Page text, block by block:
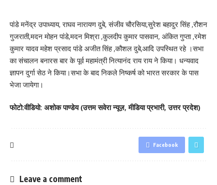
पांडे मनेंद्र उपाध्याय, राघव नारायण दुबे, संजीव चौरसिया,सुरेश बहादुर सिंह ,रौशन
गुजराती,मदन मोहन पांडे,मदन मिश्रा ,कुलदीप कुमार पासवान, अंकित गुप्ता ,रमेश
कुमार यादव महेश प्रसाद पांडे अजीत सिंह ,कौशल दुबे,आदि उपस्थित रहे ।सभा
का संचालन बनारस बार के पूर्व महामंत्री नित्यानंद राय राय ने किया। धन्यवाद
ज्ञापन दुर्गा सेठ ने किया।सभा के बाद निकले निष्कर्ष को भारत सरकार के पास
भेजा जायेगा।
फोटो:वीडियो: अशोक पाण्डेय (उत्तम सवेरा न्यूज़, मीडिया प्रभारी, उत्तर प्रदेश)
Facebook
Leave a comment